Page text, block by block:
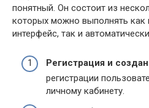
понятный. Он состоит из
которых можно выполнять как
интерфейс, так и
Регистрация и
регистрации
личному кабинету.